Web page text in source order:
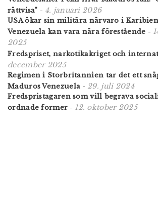
rättvisa" - 4. januari 2026
USA ökar sin militära närvaro i
Venezuela kan vara nära förestående -
2025
Fredspriset, narkotikakriget och
december 2025
Regimen i Storbritannien tar det ett
Maduros Venezuela - 29. juli 2024
Fredspristagaren som vill begrava
ordnade former - 12. oktober 2025